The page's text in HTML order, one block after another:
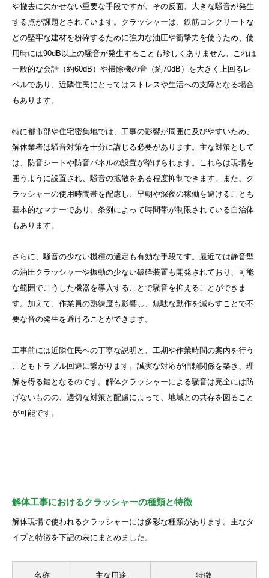
や撤去に欠かせない重要な手段ですが、その反面、大きな騒音が発生
する点が課題とされています。クラッシャーは、鉄筋コンクリートな
どの堅牢な建材を粉砕するために強力な油圧や衝撃力を使うため、使
用時には90dB以上の騒音が発生することも珍しくありません。これは
一般的な会話（約60dB）や掃除機の音（約70dB）を大きく上回るレ
ベルであり、近隣住民にとってはストレスや生活への支障となる場合
もあります。
特に都市部や住宅密集地では、工事の影響が周囲に及びやすいため、
解体業者は騒音対策を十分に講じる必要があります。主な対策として
は、防音シートや防音パネルの設置が挙げられます。これらは現場を
囲うように設置され、騒音の拡散をある程度抑制できます。また、ク
ラッシャーの使用時間帯を配慮し、早朝や深夜の稼働を避けることも
基本的なマナーであり、条例によって時間帯が制限されている自治体
もあります。
さらに、騒音の少ない機種の選定も有効な手段です。最近では静音型
の油圧クラッシャーや振動の少ない破砕装置も開発されており、可能
な範囲でこうした機器を導入することで騒音を抑えることができま
す。加えて、作業員の熟練度も影響し、無駄な動作を減らすことで不
要な音の発生を避けることができます。
工事前には近隣住民への丁寧な説明と、工期や作業時間の案内を行う
こともトラブル回避に繋がります。誠実な対応が信頼関係を築き、理
解を得る鍵となるのです。解体クラッシャーによる騒音は完全には防
げないものの、適切な対策と配慮によって、地域との共存を図ること
が可能です。
解体工事におけるクラッシャーの種類と特徴
解体現場で使われるクラッシャーには多彩な種類があります。主なタ
イプと特徴を下記の表にまとめました。
名称 主な用途 特徴